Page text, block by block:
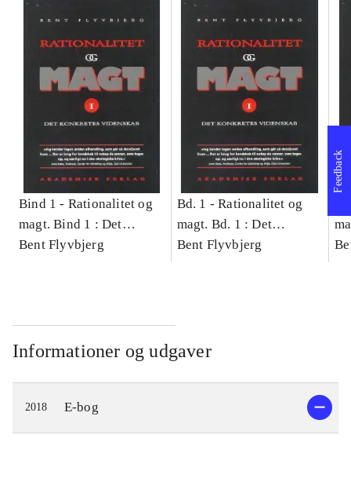
Bind 1 - Rationalitet og
magt. Bind 1 : Det
konkretes videnskab
Bent Flyvbjerg
Bd. 1 -Rationalitet og
magt. Bd. 1 : Det
konkretes videnskab
Bent Flyvbjerg
Informationer og udgaver
2018 E-bog
Feedback